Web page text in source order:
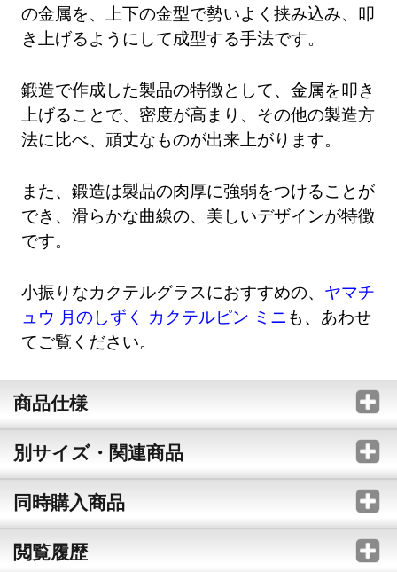
の金属を、上下の金型で勢いよく挟み込み、叩
き上げるようにして成型する手法です。
鍛造で作成した製品の特徴として、金属を叩き
上げることで、密度が高まり、その他の製造方
法に比べ、頑丈なものが出来上がります。
また、鍛造は製品の肉厚に強弱をつけることが
でき、滑らかな曲線の、美しいデザインが特徴
です。
小振りなカクテルグラスにおすすめの、 ヤマチ
ュウ 月のしずく カクテルピン ミニ も、あわせ
てご覧ください。
商品仕様
別サイズ・関連商品
同時購入商品
閲覧履歴